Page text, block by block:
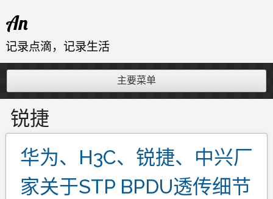
至
内
An
记录点滴，记录生活
主要菜单
锐捷
华为、H3C、锐捷、中兴厂
家关于STP BPDU透传细节